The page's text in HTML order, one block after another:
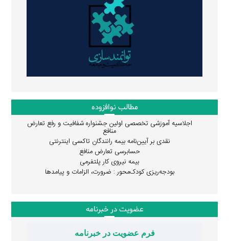
مطالب نوافزوده
اجلاسیه آموزشی تخصصی اولین جشنواره شفافیت و رفع تعارض
منافع
نقدی بر آیین‌نامه بیمه رانندگان تاکسی اینترنتی
حسابرسی تعارض منافع
بیمه نیروی کار پلتفرمی
بودجه‌ریزی کودک‌محور : ضرورت، الزامات و پیامدها
عضویت در خبرنامه
فرم عضویت در خبرنامه